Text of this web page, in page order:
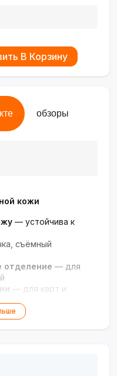
В Корзину
обзоры
кожи
— устойчива к
съёмный
отделение — для
— для карт и
для